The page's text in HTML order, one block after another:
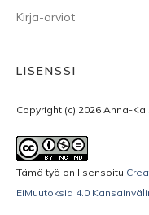
Kirja-arviot
LISENSSI
Copyright (c) 2026 Anna-
Tämä työ on lisensoitu
EiMuutoksia 4.0